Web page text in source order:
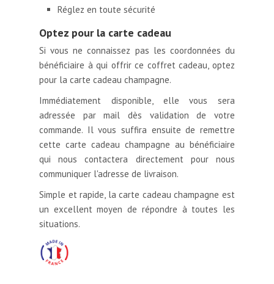
Réglez en toute sécurité
Optez pour la carte cadeau
Si vous ne connaissez pas les coordonnées du
bénéficiaire à qui offrir ce coffret cadeau, optez
pour la carte cadeau champagne.
Immédiatement disponible, elle vous sera
adressée par mail dès validation de votre
commande. Il vous suffira ensuite de remettre
cette carte cadeau champagne au bénéficiaire
qui nous contactera directement pour nous
communiquer l'adresse de livraison.
Simple et rapide, la carte cadeau champagne est
un excellent moyen de répondre à toutes les
situations.